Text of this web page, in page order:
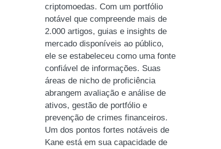
criptomoedas. Com um portfólio
notável que compreende mais de
2.000 artigos, guias e insights de
mercado disponíveis ao público,
ele se estabeleceu como uma fonte
confiável de informações. Suas
áreas de nicho de proficiência
abrangem avaliação e análise de
ativos, gestão de portfólio e
prevenção de crimes financeiros.
Um dos pontos fortes notáveis ​​de
Kane está em sua capacidade de